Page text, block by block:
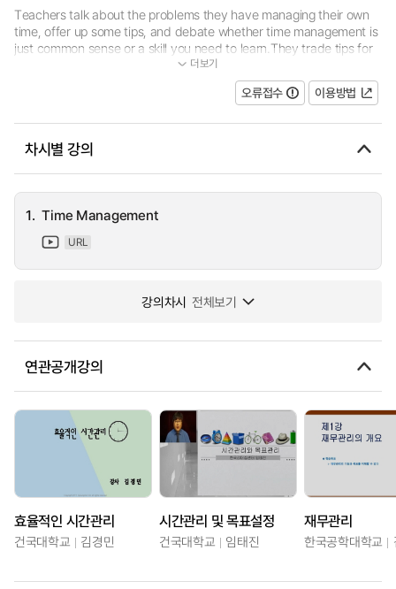
Teachers talk about the problems they have managing their own
time, offer up some tips, and debate whether time management is
just common sense or a skill you need to learn.They trade tips for
saving time with marking, discuss the importance of saying 'no' s...
더보기
오류접수 이용방법
차시별 강의
1. Time Management
URL
강의차시 전체보기
연관공개강의
효율적인 시간관리
건국대학교 김경민
시간관리 및 목표설정
건국대학교 임태진
재무관리
한국공학대학교